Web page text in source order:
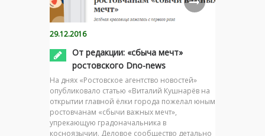
29.12.2016
От редакции: «сбыча мечт»
ростовского Dno-news
На днях «Ростовское агентство новостей»
опубликовало статью «Виталий Кушнарёв на
открытии главной ёлки города пожелал юным
ростовчанам «сбычи важных мечт»,
упрекающую градоначальника в
косноязычии. Деловое сообщество детально